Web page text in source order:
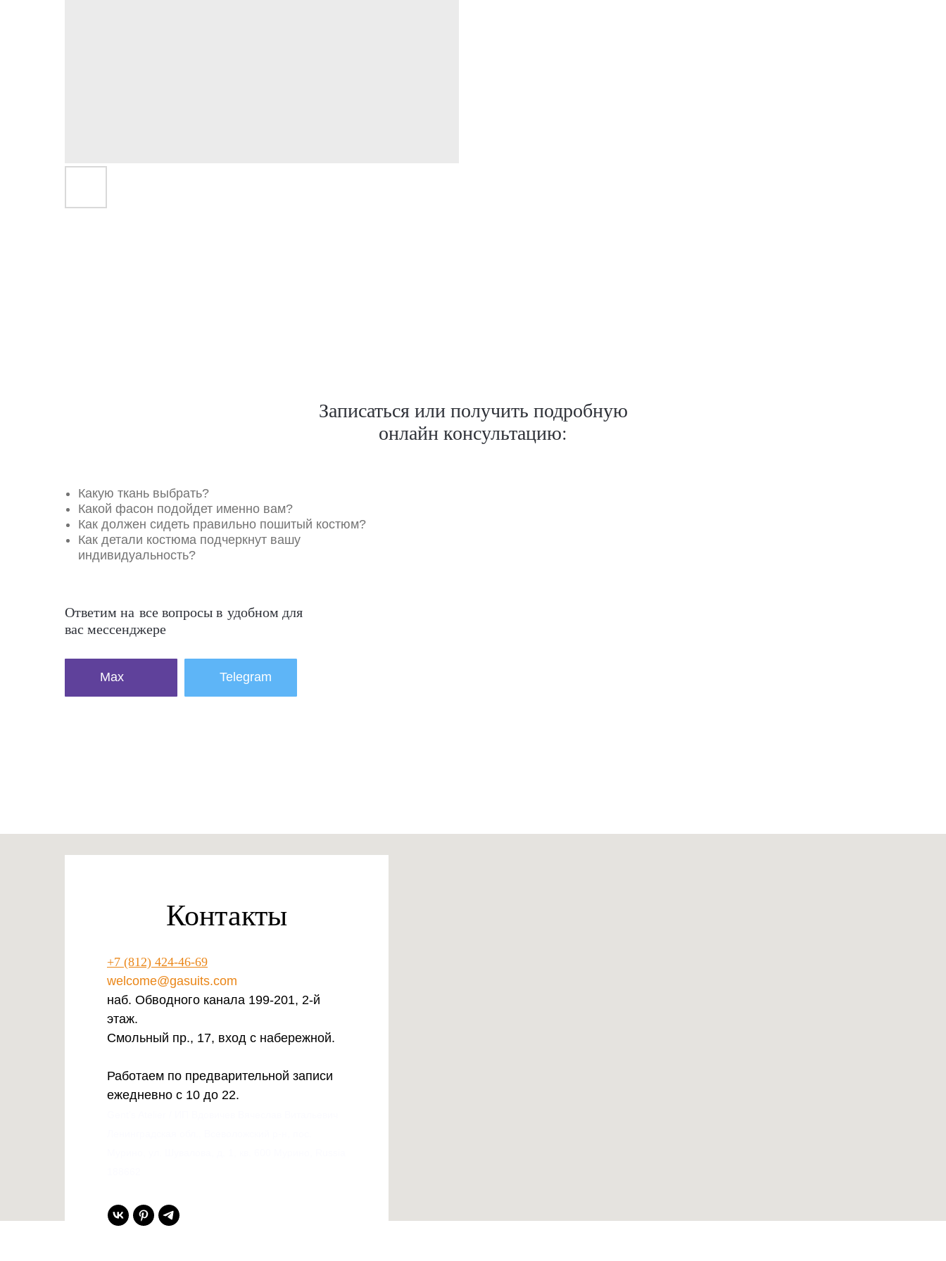
Записаться или получить подробную
онлайн консультацию:
Какую ткань выбрать?
Какой фасон подойдет именно вам?
Как должен сидеть правильно пошитый костюм?
Как детали костюма подчеркнут вашу
индивидуальность?
Ответим на все вопросы в удобном для
вас мессенджере
Max Telegram
Контакты
+7 (812) 424-46-69
welcome@gasuits.com
наб. Обводного канала 199-201, 2-й
этаж.
Смольный пр., 17, вход с набережной.
Работаем по предварительной записи
ежедневно с 10 до 22.